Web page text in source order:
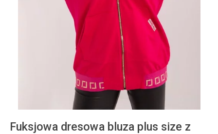
Fuksjowa dresowa bluza plus size z